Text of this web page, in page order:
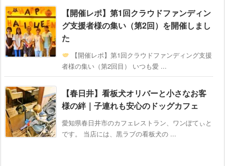
【開催レポ】第1回クラウドファンディン
グ支援者様の集い（第2回）を開催しまし
た
【開催レポ】第1回クラウドファンディング支援
者様の集い（第2回目） いつも愛 ...
【春日井】看板犬オリバーと小さなお客
様の絆｜子連れも安心のドッグカフェ
愛知県春日井市のカフェレストラン、ワンぽてぃと
です。 当店には、黒ラブの看板犬の ...